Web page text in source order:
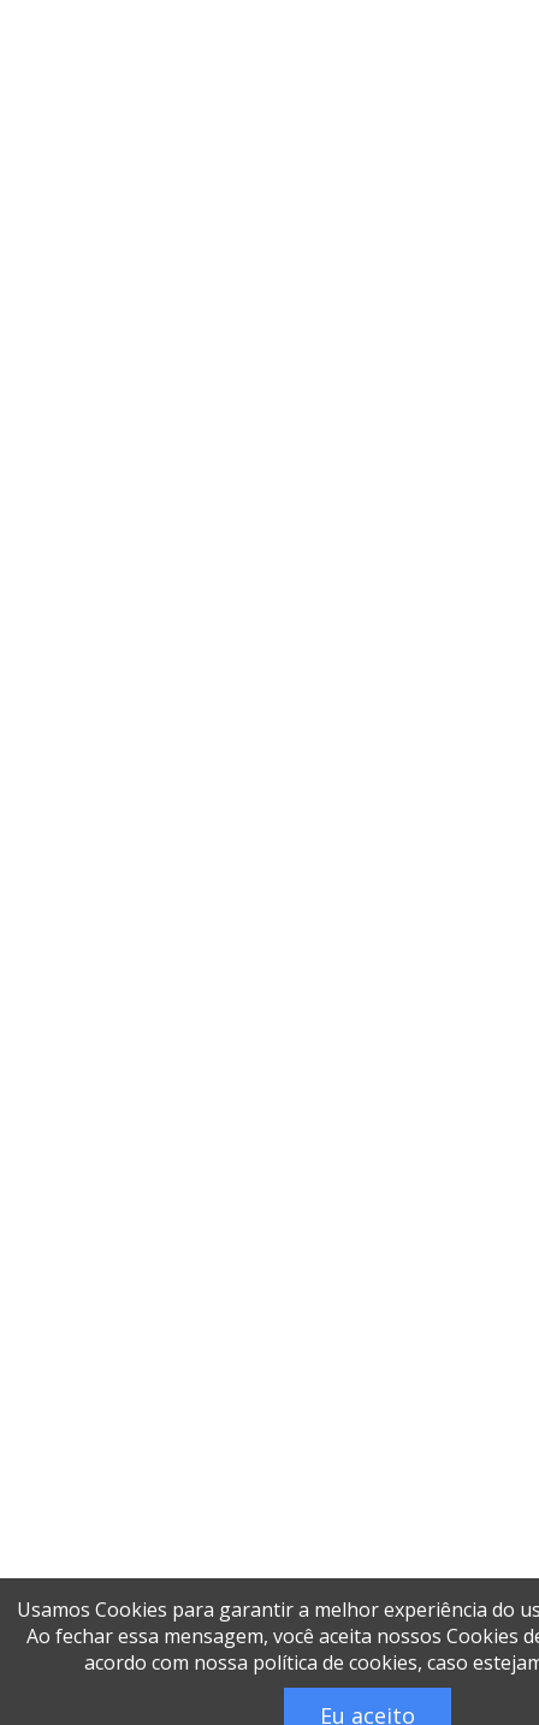
Usamos Cookies para garantir a melhor experiência do
Ao fechar essa mensagem, você aceita nossos Cookies
acordo com nossa política de cookies, caso
Eu aceito